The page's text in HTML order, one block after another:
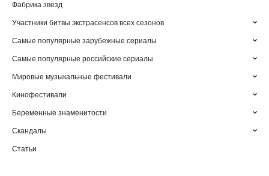
Фабрика звезд
Участники битвы экстрасенсов всех сезонов
Самые популярные зарубежные сериалы
Самые популярные российские сериалы
Мировые музыкальные фестивали
Кинофестивали
Беременные знаменитости
Скандалы
Статьи